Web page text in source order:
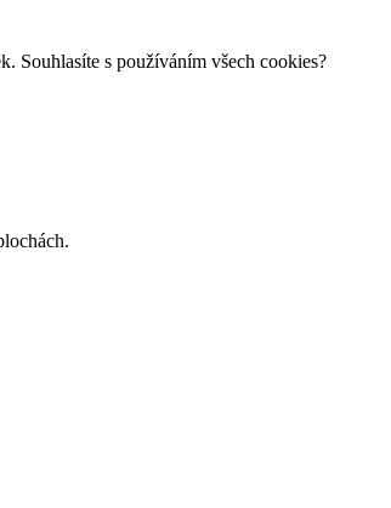
Souhlasíte s používáním všech cookies?